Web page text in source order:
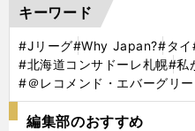
キーワード
#Jリーグ#Why Japan?#タイ
#北海道コンサドーレ札幌#私
#＠レコメンド・エバーグリ
編集部のおすすめ